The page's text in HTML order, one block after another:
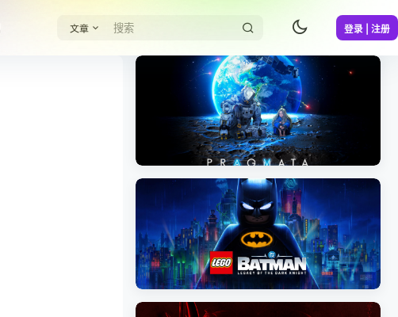
文章 登录 | 注册
《识质存在/PRAGMATA》免安装中文版